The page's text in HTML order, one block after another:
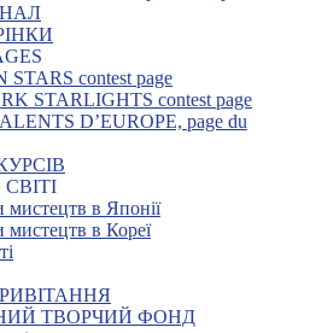
STARS contest page
STARLIGHTS contest page
D’EUROPE, page du
мистецтв в Японії
мистецтв в Кореї
ТВОРЧИЙ ФОНД